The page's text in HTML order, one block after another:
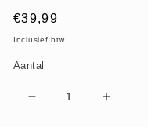
Normale
prijs
€39,99
Inclusief btw.
Aantal
Aantal
Aantal